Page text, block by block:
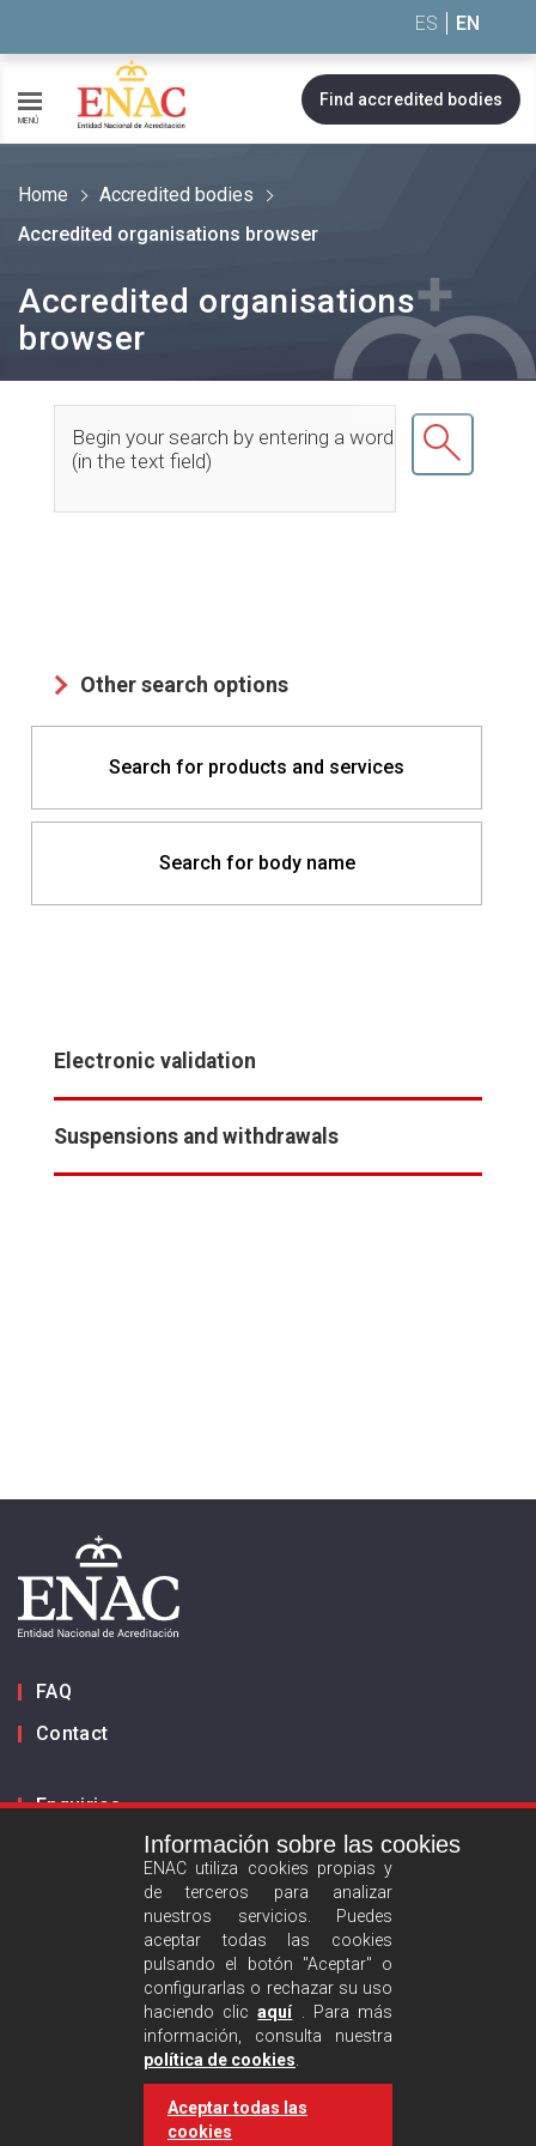
ES EN
MENÚ
Find accredited bodies
Home
Accredited bodies
Accredited organisations browser
Accredited organisations
browser
Begin your search by entering a word
(in the text field)
Other search options
Search for products and services
Search for body name
Electronic validation
Suspensions and withdrawals
FAQ
Contact
Enquiries
Privacy policy
Legal advise
Cookies policy
Información sobre las cookies
ENAC utiliza cookies propias y
de terceros para analizar
nuestros servicios. Puedes
aceptar todas las cookies
pulsando el botón "Aceptar" o
configurarlas o rechazar su uso
haciendo clicaquí. Para más
información, consulta nuestra
política de cookies
Aceptar todas las
cookies